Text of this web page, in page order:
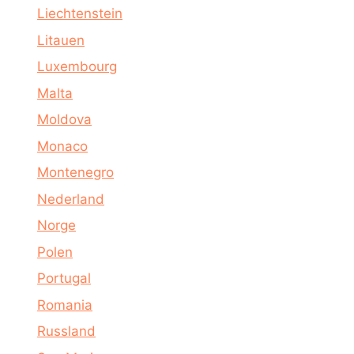
Liechtenstein
Litauen
Luxembourg
Malta
Moldova
Monaco
Montenegro
Nederland
Norge
Polen
Portugal
Romania
Russland